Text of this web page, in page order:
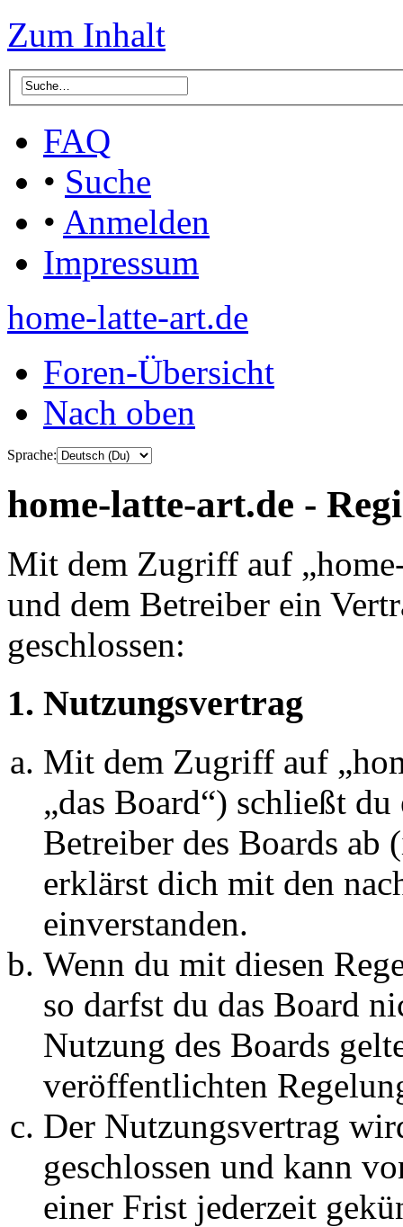
Zum Inhalt
FAQ
• Suche
• Anmelden
Impressum
home-latte-art.de
Foren-Übersicht
Nach oben
Sprache:
home-latte-art.de -
Mit dem Zugriff auf
und dem Betreiber ein
geschlossen:
1. Nutzungsvertrag
Mit dem Zugriff auf
„das Board“) schließt
Betreiber des Boards ab
erklärst dich mit den
einverstanden.
Wenn du mit diesen
so darfst du das Board
Nutzung des Boards
veröffentlichten
Der Nutzungsvertrag
geschlossen und kann
einer Frist jederzeit